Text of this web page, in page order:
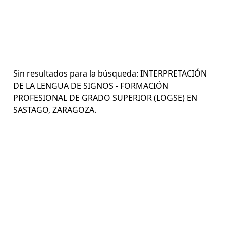
Sin resultados para la búsqueda: INTERPRETACIÓN
DE LA LENGUA DE SIGNOS - FORMACIÓN
PROFESIONAL DE GRADO SUPERIOR (LOGSE) EN
SASTAGO, ZARAGOZA.